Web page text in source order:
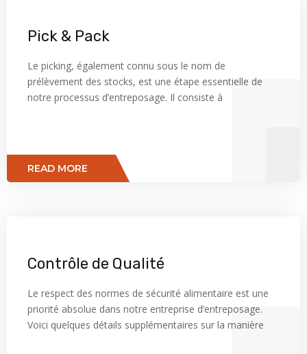
Pick & Pack
Le picking, également connu sous le nom de
prélèvement des stocks, est une étape essentielle de
notre processus d’entreposage. Il consiste à
READ MORE
Contrôle de Qualité
Le respect des normes de sécurité alimentaire est une
priorité absolue dans notre entreprise d’entreposage.
Voici quelques détails supplémentaires sur la manière